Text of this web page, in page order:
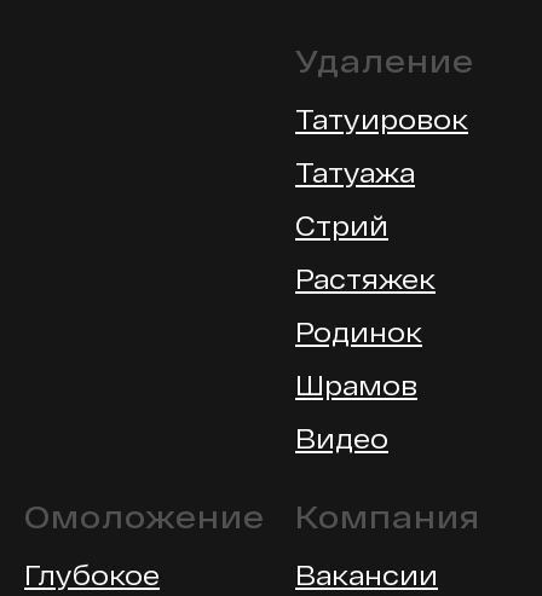
Удаление
Татуировок
Татуажа
Стрий
Растяжек
Родинок
Шрамов
Видео
Омоложение
Глубокое
Компания
Вакансии